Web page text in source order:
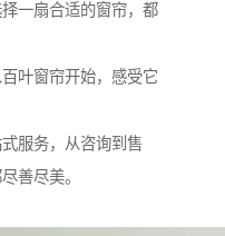
一扇合适的窗帘，都
叶窗帘开始，感受它
服务，从咨询到售
善尽美。